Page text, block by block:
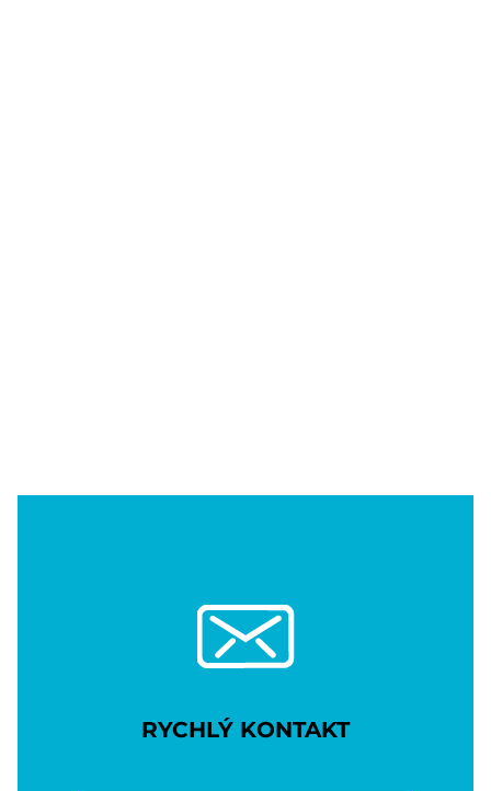
RYCHLÝ KONTAKT